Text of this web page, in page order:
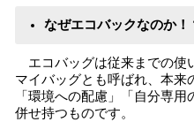
なぜエコバックなのか！
エコバッグは従来までの使
マイバッグとも呼ばれ、本来
「環境への配慮」「自分専
併せ持つものです。